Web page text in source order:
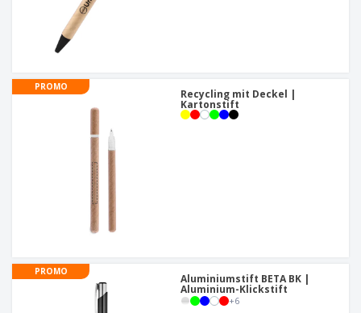
PROMO
Recycling mit Deckel |
Kartonstift
PROMO
Aluminiumstift BETA BK |
Aluminium-Klickstift
+6